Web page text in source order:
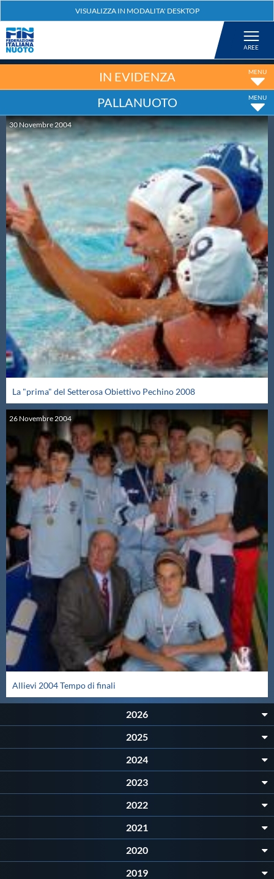
Nuoto
Tuffi
Artistico
Fondo
Salvamento
Master
Formazione
GUG
Scuole Nuoto
Propaganda
Centri Federali
Area Legislativa
Protezione Civile
Qualità
Sostenibilità
Privacy
Archivio News
Videogallery
IN EVIDENZA
PALLANUOTO
30Novembre2004
La "prima" del Setterosa Obiettivo Pechino 2008
26 Novembre2004
Allievi 2004 Tempo di finali
2026
2025
2024
2023
2022
2021
2020
2019